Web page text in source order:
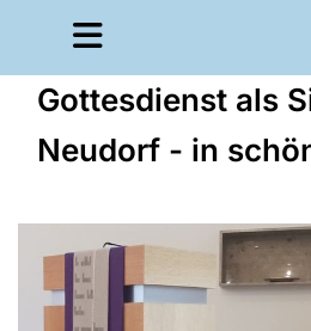
Gottesdienst als
Neudorf - in